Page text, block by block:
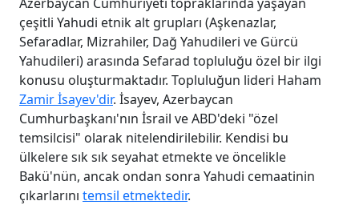
çeşitli Yahudi etnik alt grupları (Aşkenazlar,
Sefaradlar, Mizrahiler, Dağ Yahudileri ve Gürcü
Yahudileri) arasında Sefarad topluluğu özel bir ilgi
konusu oluşturmaktadır. Topluluğun lideri Haham
Zamir İsayev'dir. İsayev, Azerbaycan
Cumhurbaşkanı'nın İsrail ve ABD'deki "özel
temsilcisi" olarak nitelendirilebilir. Kendisi bu
ülkelere sık sık seyahat etmekte ve öncelikle
Bakü'nün, ancak ondan sonra Yahudi cemaatinin
çıkarlarını temsil etmektedir.